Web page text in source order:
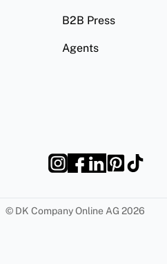
B2B Press
Agents
© DK Company Online AG 2026